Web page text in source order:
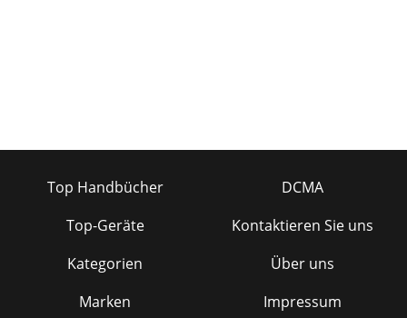
Top Handbücher
Top-Geräte
Kategorien
Marken
DCMA
Kontaktieren Sie uns
Über uns
Impressum